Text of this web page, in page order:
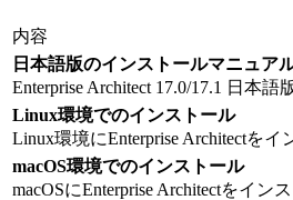
内容
日本語版のインストールマニュア
Enterprise Architect 17.0/17.1 日本
Linux環境でのインストール
Linux環境にEnterprise Architectを
macOS環境でのインストール
macOSにEnterprise Architectをイン